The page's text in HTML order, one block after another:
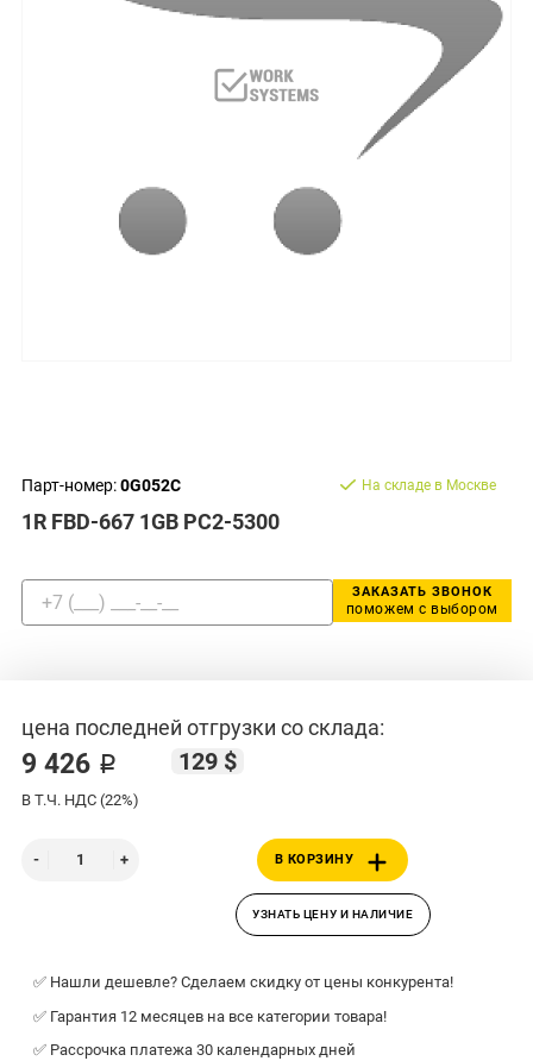
Парт-номер:0G052C
1R FBD-667 1GB PC2-5300
На складе в Москве
ЗАКАЗАТЬ ЗВОНОК
поможем с выбором
цена последней отгрузки со склада:
9 426 ₽ 129 $
В Т.Ч. НДС (22%)
В КОРЗИНУ
УЗНАТЬ ЦЕНУ И НАЛИЧИЕ
✅ Нашли дешевле? Сделаем скидку от цены конкурента!
✅ Гарантия 12 месяцев на все категории товара!
✅ Рассрочка платежа 30 календарных дней